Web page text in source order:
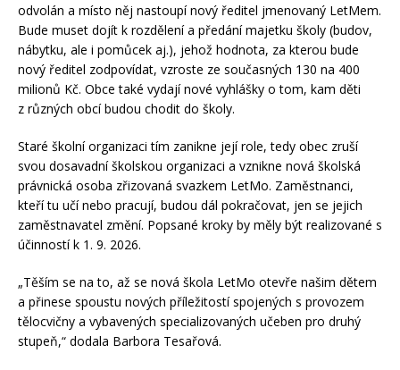
odvolán a místo něj nastoupí nový ředitel jmenovaný LetMem.
Bude muset dojít k rozdělení a předání majetku školy (budov,
nábytku, ale i pomůcek aj.), jehož hodnota, za kterou bude
nový ředitel zodpovídat, vzroste ze současných 130 na 400
milionů Kč. Obce také vydají nové vyhlášky o tom, kam děti
z různých obcí budou chodit do školy.
Staré školní organizaci tím zanikne její role, tedy obec zruší
svou dosavadní školskou organizaci a vznikne nová školská
právnická osoba zřizovaná svazkem LetMo. Zaměstnanci,
kteří tu učí nebo pracují, budou dál pokračovat, jen se jejich
zaměstnavatel změní. Popsané kroky by měly být realizované s
účinností k 1. 9. 2026.
„Těším se na to, až se nová škola LetMo otevře našim dětem
a přinese spoustu nových příležitostí spojených s provozem
tělocvičny a vybavených specializovaných učeben pro druhý
stupeň,“ dodala Barbora Tesařová.